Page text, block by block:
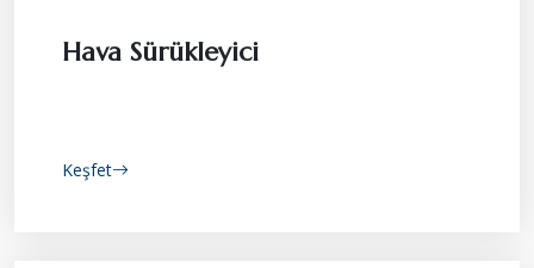
Hava Sürükleyici
Keşfet